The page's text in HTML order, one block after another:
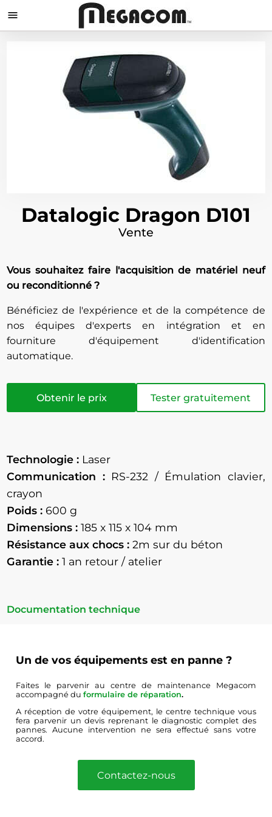

Datalogic Dragon D101
Vente
Vous souhaitez faire l'acquisition de matériel neuf
ou reconditionné ?
Bénéficiez de l'expérience et de la compétence de
nos équipes d'experts en intégration et en
fourniture d'équipement d'identification
automatique.
Obtenir le prix Tester gratuitement
Technologie : Laser
Communication :RS-232 / Émulation clavier,
crayon
Poids : 600 g
Dimensions : 185 x 115 x 104 mm
Résistance aux chocs : 2m sur du béton
Garantie : 1 an retour / atelier
Documentation technique
Un de vos équipements est en panne ?
Faites le parvenir au centre de maintenance Megacom
accompagné duformulaire de réparation.
A réception de votre équipement, le centre technique vous
fera parvenir un devis reprenant le diagnostic complet des
pannes. Aucune intervention ne sera effectué sans votre
accord.
Contactez-nous